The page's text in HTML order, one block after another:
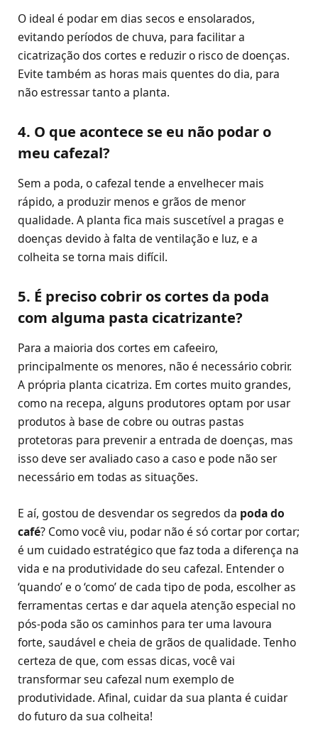
O ideal é podar em dias secos e ensolarados,
evitando períodos de chuva, para facilitar a
cicatrização dos cortes e reduzir o risco de doenças.
Evite também as horas mais quentes do dia, para
não estressar tanto a planta.
4. O que acontece se eu não podar o
meu cafezal?
Sem a poda, o cafezal tende a envelhecer mais
rápido, a produzir menos e grãos de menor
qualidade. A planta fica mais suscetível a pragas e
doenças devido à falta de ventilação e luz, e a
colheita se torna mais difícil.
5. É preciso cobrir os cortes da poda
com alguma pasta cicatrizante?
Para a maioria dos cortes em cafeeiro,
principalmente os menores, não é necessário cobrir.
A própria planta cicatriza. Em cortes muito grandes,
como na recepa, alguns produtores optam por usar
produtos à base de cobre ou outras pastas
protetoras para prevenir a entrada de doenças, mas
isso deve ser avaliado caso a caso e pode não ser
necessário em todas as situações.
E aí, gostou de desvendar os segredos da poda do
café? Como você viu, podar não é só cortar por cortar;
é um cuidado estratégico que faz toda a diferença na
vida e na produtividade do seu cafezal. Entender o
‘quando’ e o ‘como’ de cada tipo de poda, escolher as
ferramentas certas e dar aquela atenção especial no
pós-poda são os caminhos para ter uma lavoura
forte, saudável e cheia de grãos de qualidade. Tenho
certeza de que, com essas dicas, você vai
transformar seu cafezal num exemplo de
produtividade. Afinal, cuidar da sua planta é cuidar
do futuro da sua colheita!